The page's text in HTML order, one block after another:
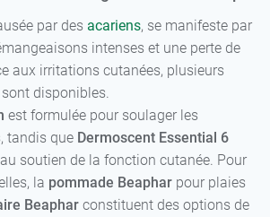
par des acariens, se manifeste par
intenses et une perte de
aux irritations cutanées, plusieurs
disponibles.
est formulée pour soulager les
tandis que Dermoscent Essential 6
soutien de la fonction cutanée. Pour
la pommade Beaphar pour plaies
Beaphar constituent des options de